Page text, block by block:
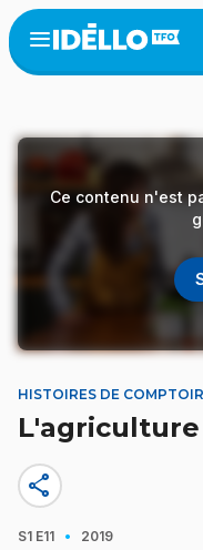
Aller
au
contenu
Open
menu
Ce contenu n'est
HISTOIRES DE COMPTOIR
share
S1 E11 · 2019